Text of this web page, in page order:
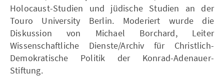
Holocaust-Studien und jüdische Studien an der
Touro University Berlin. Moderiert wurde die
Diskussion von Michael Borchard, Leiter
Wissenschaftliche Dienste/Archiv für Christlich-
Demokratische Politik der Konrad-Adenauer-
Stiftung.